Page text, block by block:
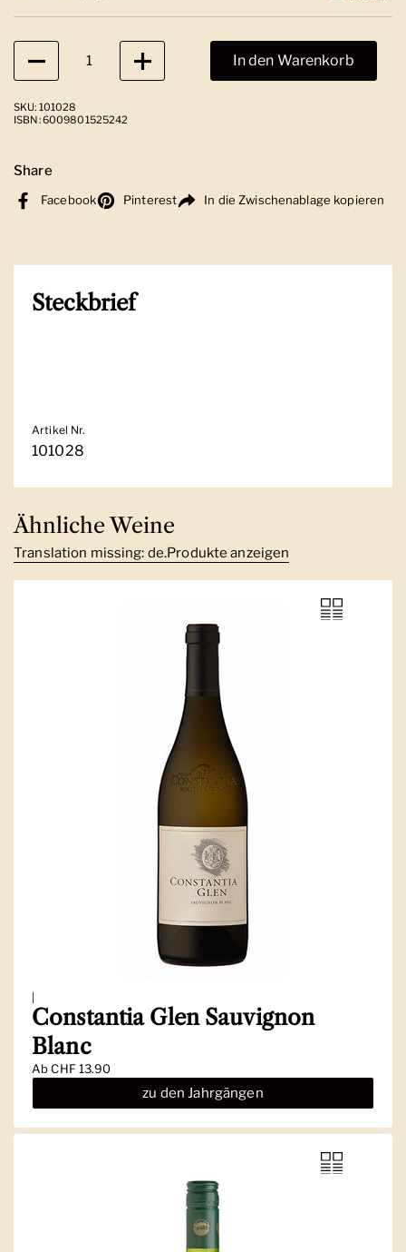
Anzahl
In den Warenkorb
SKU: 101028
ISBN: 6009801525242
Share
Facebook Pinterest In die Zwischenablage kopieren
Steckbrief
Artikel Nr.
101028
Ähnliche Weine
Translation missing: de.Produkte anzeigen
|
Constantia Glen Sauvignon
Blanc
AbCHF 13.90
zu den Jahrgängen